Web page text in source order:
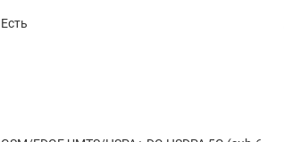
Есть